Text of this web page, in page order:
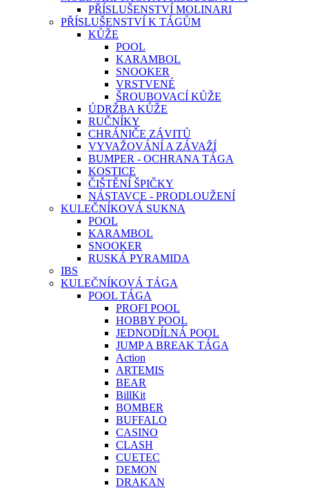
PŘÍSLUŠENSTVÍ MOLINARI
PŘÍSLUŠENSTVÍ K TÁGŮM
KŮŽE
POOL
KARAMBOL
SNOOKER
VRSTVENÉ
ŠROUBOVACÍ KŮŽE
ÚDRŽBA KŮŽE
RUČNÍKY
CHRÁNIČE ZÁVITŮ
VYVAŽOVÁNÍ A ZÁVAŽÍ
BUMPER - OCHRANA TÁGA
KOSTICE
ČIŠTĚNÍ ŠPIČKY
NÁSTAVCE - PRODLOUŽENÍ
KULEČNÍKOVÁ SUKNA
POOL
KARAMBOL
SNOOKER
RUSKÁ PYRAMIDA
IBS
KULEČNÍKOVÁ TÁGA
POOL TÁGA
PROFI POOL
HOBBY POOL
JEDNODÍLNÁ POOL
JUMP A BREAK TÁGA
Action
ARTEMIS
BEAR
BillKit
BOMBER
BUFFALO
CASINO
CLASH
CUETEC
DEMON
DRAKAN